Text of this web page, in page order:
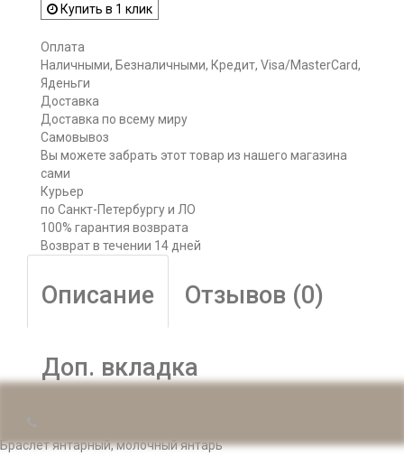
Купить в 1 клик
Оплата
Наличными, Безналичными, Кредит, Visa/MasterCard,
Яденьги
Доставка
Доставка по всему миру
Самовывоз
Вы можете забрать этот товар из нашего магазина
сами
Курьер
по Санкт-Петербургу и ЛО
100% гарантия возврата
Возврат в течении 14 дней
Описание Отзывов (0)
Доп. вкладка
Браслет янтарный, молочный янтарь